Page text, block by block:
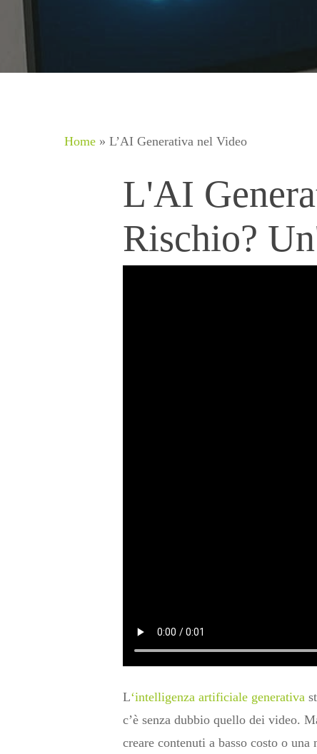
Home » L’AI Generativa nel Video
L'AI
Rischio?
L‘intelligenza artificiale generativa
c’è senza dubbio quello dei video.
creare contenuti a basso costo o